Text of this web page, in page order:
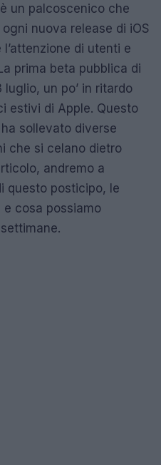
un palcoscenico che
nuova release di iOS
di utenti e
prima beta pubblica di
un po’ in ritardo
estivi di Apple. Questo
sollevato diverse
che si celano dietro
andremo a
questo posticipo, le
cosa possiamo